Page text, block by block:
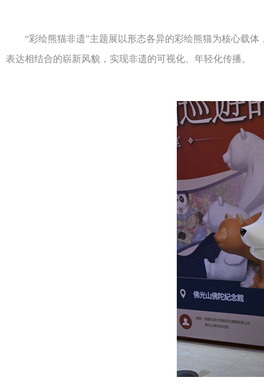
“彩绘熊猫非遗”主题展以形态各异的彩绘熊猫为核心载体
表达相结合的崭新风貌，实现非遗的可视化、年轻化传播。